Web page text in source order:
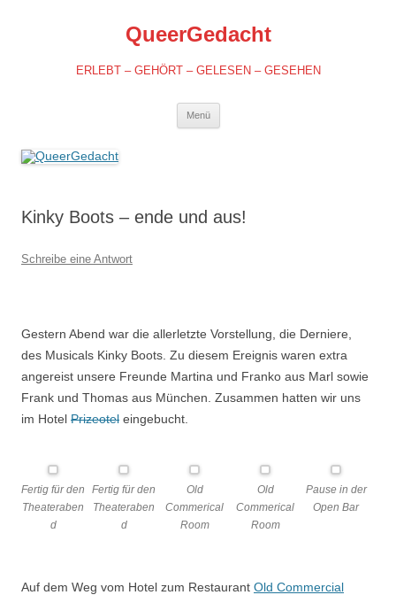
QueerGedacht
ERLEBT – GEHÖRT – GELESEN – GESEHEN
Menü
Kinky Boots – ende und aus!
Schreibe eine Antwort
Gestern Abend war die allerletzte Vorstellung, die Derniere,
des Musicals Kinky Boots. Zu diesem Ereignis waren extra
angereist unsere Freunde Martina und Franko aus Marl sowie
Frank und Thomas aus München. Zusammen hatten wir uns
im Hotel Prizeotel eingebucht.
Fertig für den
Theateraben
d
Fertig für den
Theateraben
d
Old
Commerical
Room
Old
Commerical
Room
Pause in der
Open Bar
Auf dem Weg vom Hotel zum Restaurant Old Commercial